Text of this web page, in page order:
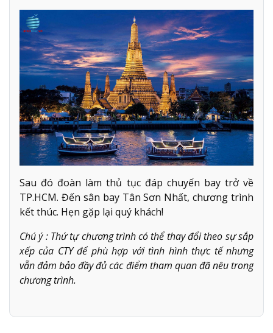
Sau đó đoàn làm thủ tục đáp chuyến bay trở về
TP.HCM. Đến sân bay Tân Sơn Nhất, chương trình
kết thúc. Hẹn gặp lại quý khách!
Chú ý : Thứ tự chương trình có thể thay đổi theo sự sắp
xếp của CTY để phù hợp với tình hình thực tế nhưng
vẫn đảm bảo đầy đủ các điểm tham quan đã nêu trong
chương trình.